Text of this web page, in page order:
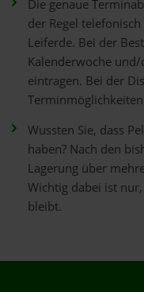
Die genaue
der Regel
Leiferde. Bei der
Kalenderwoche
eintragen. Bei der
Wussten Sie, dass
haben? Nach den
Lagerung über
Wichtig dabei ist
bleibt.